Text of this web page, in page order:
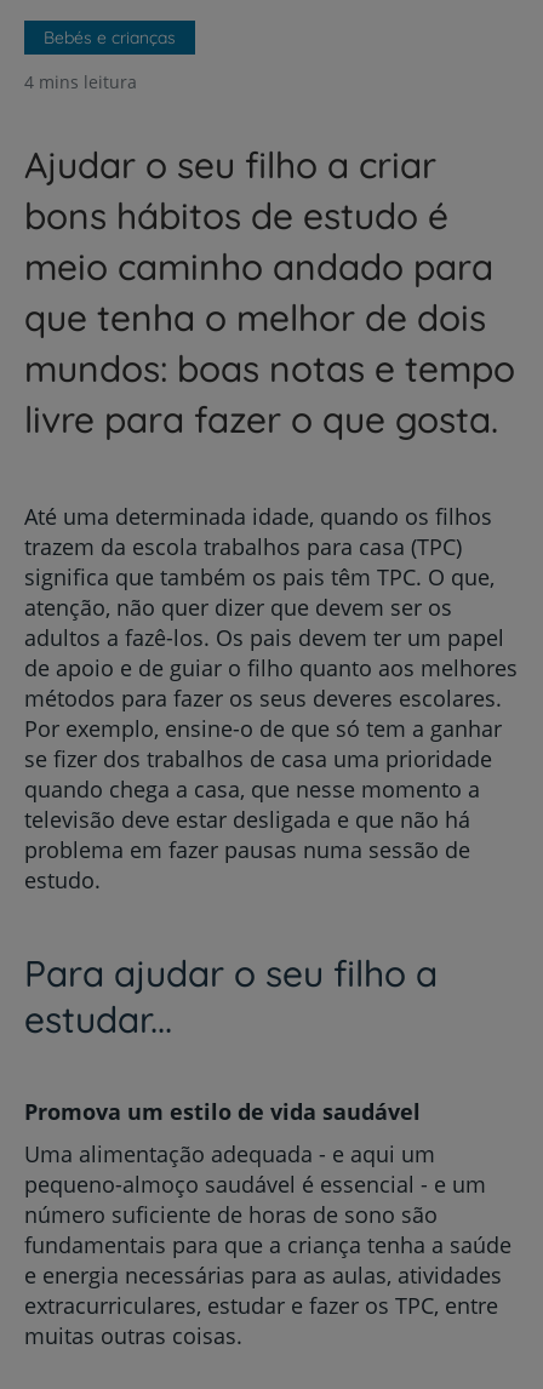
Bebés e crianças
4 mins leitura
Ajudar o seu filho a criar
bons hábitos de estudo é
meio caminho andado para
que tenha o melhor de dois
mundos: boas notas e tempo
livre para fazer o que gosta.
Até uma determinada idade, quando os filhos
trazem da escola trabalhos para casa (TPC)
significa que também os pais têm TPC. O que,
atenção, não quer dizer que devem ser os
adultos a fazê-los. Os pais devem ter um papel
de apoio e de guiar o filho quanto aos melhores
métodos para fazer os seus deveres escolares.
Por exemplo, ensine-o de que só tem a ganhar
se fizer dos trabalhos de casa uma prioridade
quando chega a casa, que nesse momento a
televisão deve estar desligada e que não há
problema em fazer pausas numa sessão de
estudo.
Para ajudar o seu filho a
estudar...
Promova um estilo de vida saudável
Uma alimentação adequada - e aqui um
pequeno-almoço saudável é essencial - e um
número suficiente de horas de sono são
fundamentais para que a criança tenha a saúde
e energia necessárias para as aulas, atividades
extracurriculares, estudar e fazer os TPC, entre
muitas outras coisas.